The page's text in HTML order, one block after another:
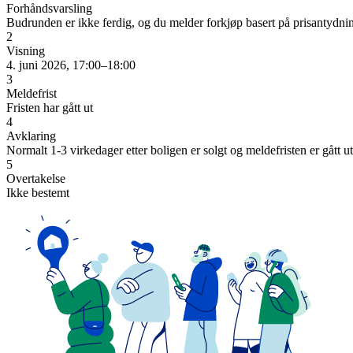
Forhåndsvarsling
Budrunden er ikke ferdig, og du melder forkjøp basert på
2
Visning
4. juni 2026, 17:00–18:00
3
Meldefrist
Fristen har gått ut
4
Avklaring
Normalt 1-3 virkedager etter boligen er solgt og meldefristen er gått ut
5
Overtakelse
Ikke bestemt